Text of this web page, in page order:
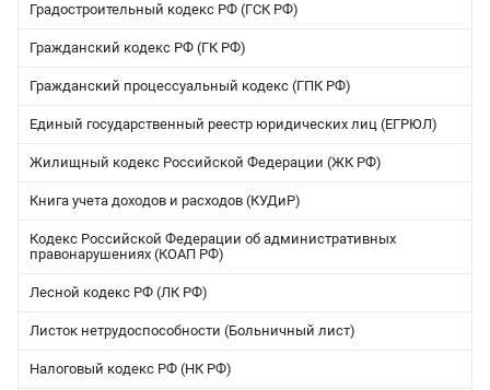
Градостроительный кодекс РФ (ГСК РФ)
Гражданский кодекс РФ (ГК РФ)
Гражданский процессуальный кодекс (ГПК РФ)
Единый государственный реестр юридических лиц (ЕГРЮЛ)
Жилищный кодекс Российской Федерации (ЖК РФ)
Книга учета доходов и расходов (КУДиР)
Кодекс Российской Федерации об административных
правонарушениях (КОАП РФ)
Лесной кодекс РФ (ЛК РФ)
Листок нетрудоспособности (Больничный лист)
Налоговый кодекс РФ (НК РФ)